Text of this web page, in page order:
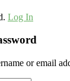
Log In
or email